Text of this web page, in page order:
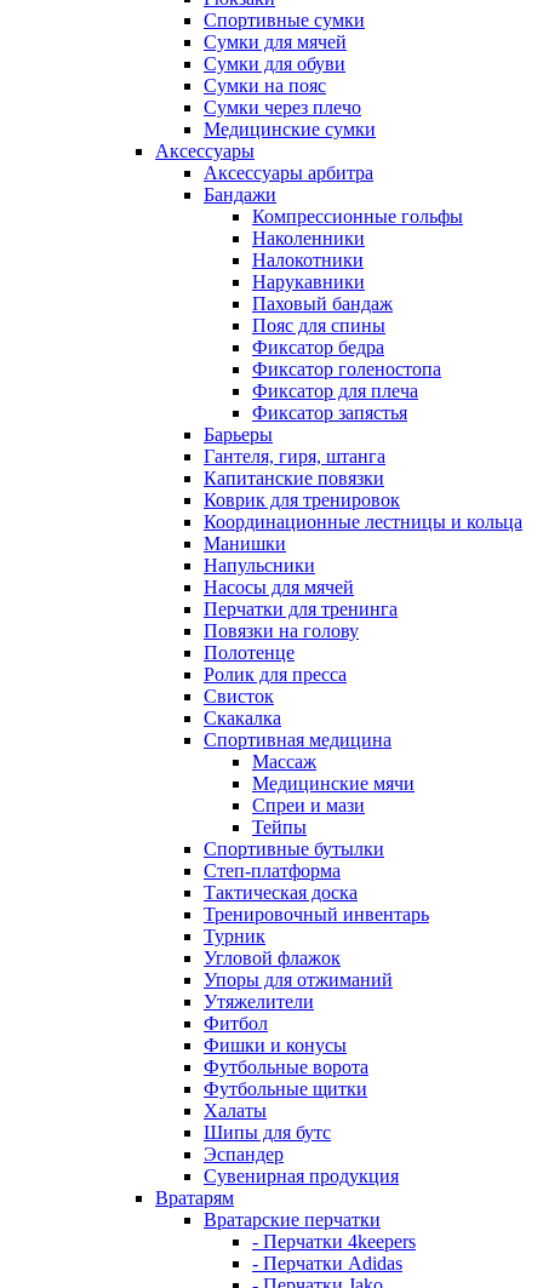
Спортивные сумки
Сумки для мячей
Сумки для обуви
Сумки на пояс
Сумки через плечо
Медицинские сумки
Аксессуары
Аксессуары арбитра
Бандажи
Компрессионные гольфы
Наколенники
Налокотники
Нарукавники
Паховый бандаж
Пояс для спины
Фиксатор бедра
Фиксатор голеностопа
Фиксатор для плеча
Фиксатор запястья
Барьеры
Гантеля, гиря, штанга
Капитанские повязки
Коврик для тренировок
Координационные лестницы и кольца
Манишки
Напульсники
Насосы для мячей
Перчатки для тренинга
Повязки на голову
Полотенце
Ролик для пресса
Свисток
Скакалка
Спортивная медицина
Массаж
Медицинские мячи
Спреи и мази
Тейпы
Спортивные бутылки
Степ-платформа
Тактическая доска
Тренировочный инвентарь
Турник
Угловой флажок
Упоры для отжиманий
Утяжелители
Фитбол
Фишки и конусы
Футбольные ворота
Футбольные щитки
Халаты
Шипы для бутс
Эспандер
Сувенирная продукция
Вратарям
Вратарские перчатки
- Перчатки 4keepers
- Перчатки Adidas